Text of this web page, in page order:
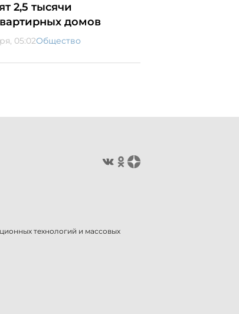
2,5 тысячи
домов
05:02Общество
технологий и массовых